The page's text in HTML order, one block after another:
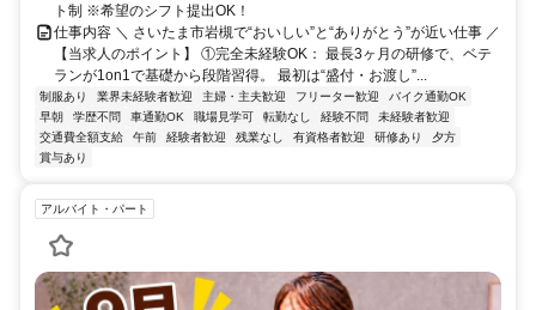
ト制 ※希望のシフト提出OK！
仕事内容 ＼ さいたま市岩槻で“おいしい”と“ありがとう”が近い仕事 ／
【当求人のポイント】 ①完全未経験OK： 最長3ヶ月の研修で、ベテ
ランが1on1で基礎から段階習得。 最初は“盛付・お渡し”...
制服あり 業界未経験者歓迎 主婦・主夫歓迎 フリーター歓迎
バイク通勤OK
早朝
学歴不問 車通勤OK 職場見学可 転勤なし 経験不問
未経験者歓迎
交通費全額支給
午前 経験者歓迎 残業なし 有資格者歓迎 研修あり
夕方
賞与あり
アルバイト・パート